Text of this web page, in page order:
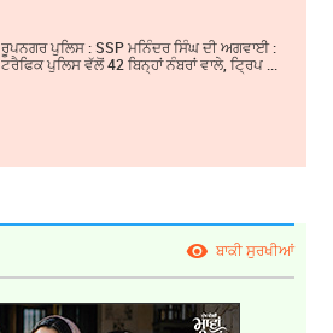
ਰੂਪਨਗਰ ਪੁਲਿਸ : SSP ਮਨਿੰਦਰ ਸਿੰਘ ਦੀ ਅਗਵਾਈ :
ਟਰੈਫਿਕ ਪੁਲਿਸ ਵੱਲੋਂ 42 ਬਿਨ੍ਹਾਂ ਨੰਬਰਾਂ ਵਾਲੇ, ਟ੍ਰਿਪ ...
ਬਾਕੀ ਸੁਰਖੀਆਂ